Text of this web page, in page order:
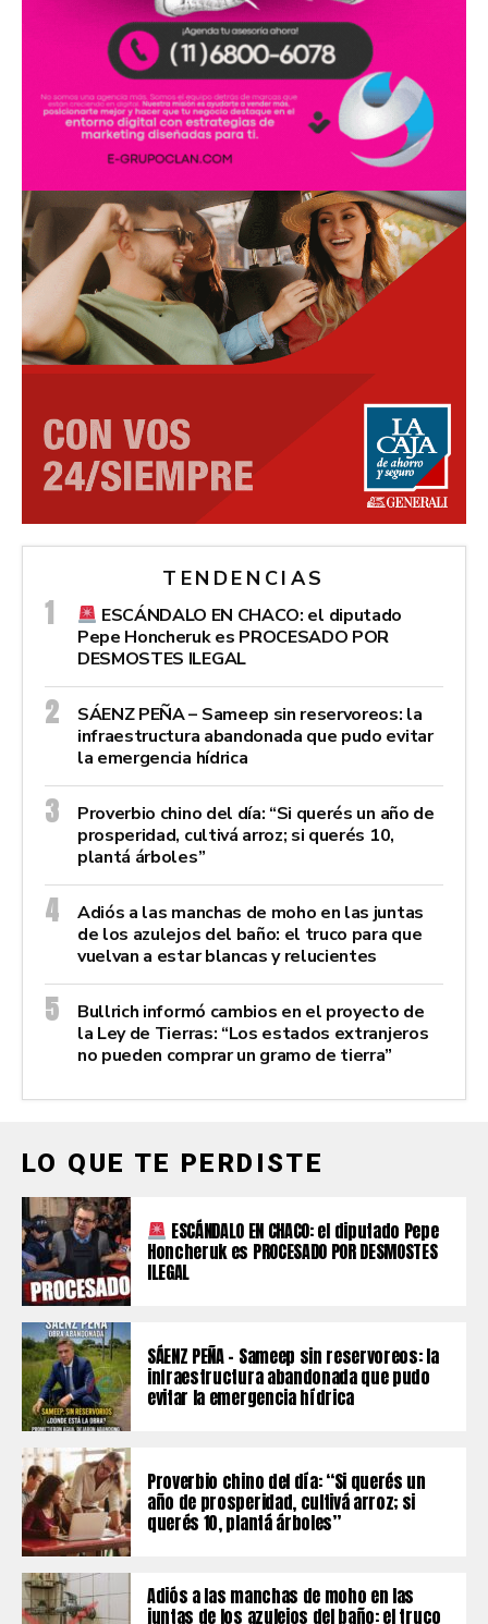
TENDENCIAS
ESCÁNDALO EN CHACO: el diputado
Pepe Honcheruk es PROCESADO POR
DESMOSTES ILEGAL
SÁENZ PEÑA – Sameep sin reservoreos: la
infraestructura abandonada que pudo evitar
la emergencia hídrica
Proverbio chino del día: “Si querés un año de
prosperidad, cultivá arroz; si querés 10,
plantá árboles”
Adiós a las manchas de moho en las juntas
de los azulejos del baño: el truco para que
vuelvan a estar blancas y relucientes
Bullrich informó cambios en el proyecto de
la Ley de Tierras: “Los estados extranjeros
no pueden comprar un gramo de tierra”
LO QUE TE PERDISTE
ESCÁNDALO EN CHACO: el diputado Pepe
Honcheruk es PROCESADO POR DESMOSTES
ILEGAL
SÁENZ PEÑA – Sameep sin reservoreos: la
infraestructura abandonada que pudo
evitar la emergencia hídrica
Proverbio chino del día: “Si querés un
año de prosperidad, cultivá arroz; si
querés 10, plantá árboles”
Adiós a las manchas de moho en las
juntas de los azulejos del baño: el truco